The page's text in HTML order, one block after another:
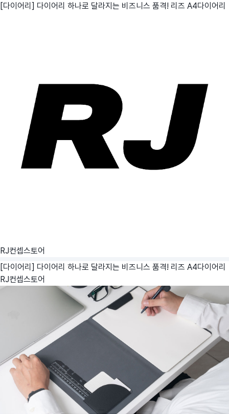
[다이어리] 다이어리 하나로 달라지는 비즈니스 품격! 리즈 A4다이어리
RJ컨셉스토어
[다이어리] 다이어리 하나로 달라지는 비즈니스 품격! 리즈 A4다이어리
RJ컨셉스토어